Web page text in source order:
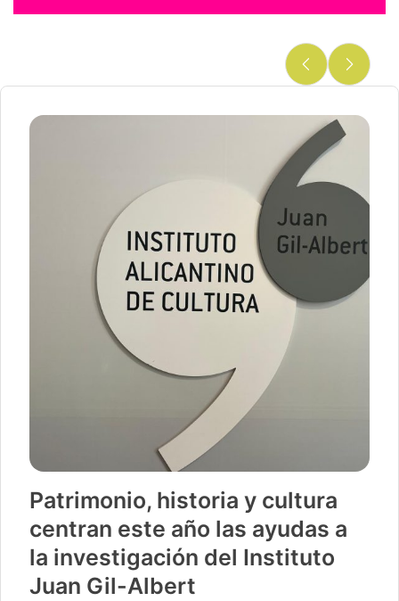
Patrimonio, historia y cultura
centran este año las ayudas a
la investigación del Instituto
Juan Gil-Albert